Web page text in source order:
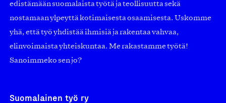
edistämään suomalaista työtä ja teollisuutta sekä
nostamaan ylpeyttä kotimaisesta osaamisesta. Uskomme
yhä, että työ yhdistää ihmisiä ja rakentaa vahvaa,
elinvoimaista yhteiskuntaa. Me rakastamme työtä!
Sanoimmeko sen jo?
Suomalainen työ ry